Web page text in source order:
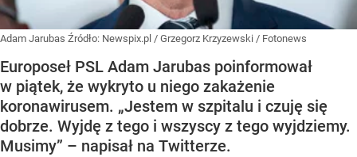
Adam Jarubas Źródło: Newspix.pl / Grzegorz Krzyzewski / Fotonews
Europoseł PSL Adam Jarubas poinformował
w piątek, że wykryto u niego zakażenie
koronawirusem. „Jestem w szpitalu i czuję się
dobrze. Wyjdę z tego i wszyscy z tego wyjdziemy.
Musimy” – napisał na Twitterze.